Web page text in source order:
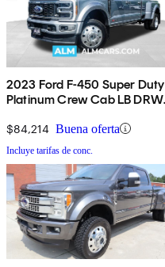
2023 Ford F-450 Super Duty
Platinum Crew Cab LB DRW
$84,214 Buena oferta
Incluye tarifas de conc.